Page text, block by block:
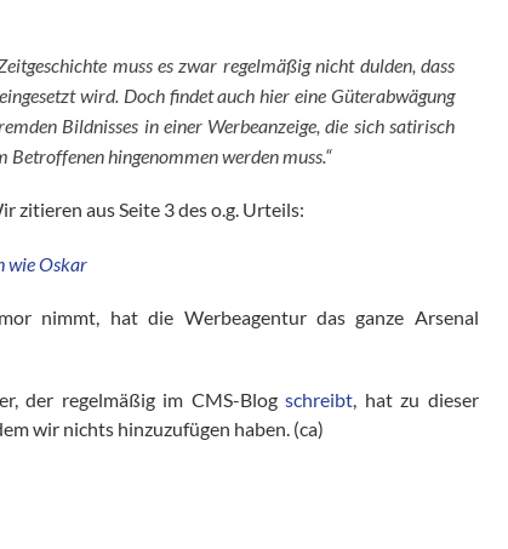
muss es zwar regelmäßig nicht dulden, dass
wird. Doch findet auch hier eine Güterabwägung
Bildnisses in einer Werbeanzeige, die sich satirisch
Betroffenen hingenommen werden muss.“
zitieren aus Seite 3 des o.g. Urteils:
nimmt, hat die Werbeagentur das ganze Arsenal
der regelmäßig im CMS-Blogschreibt, hat zu dieser
wir nichts hinzuzufügen haben. (ca)